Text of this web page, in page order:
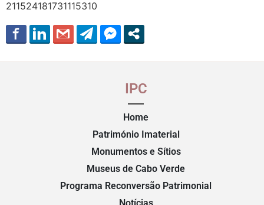
211524181731115310
IPC
Home
Património Imaterial
Monumentos e Sítios
Museus de Cabo Verde
Programa Reconversão Patrimonial